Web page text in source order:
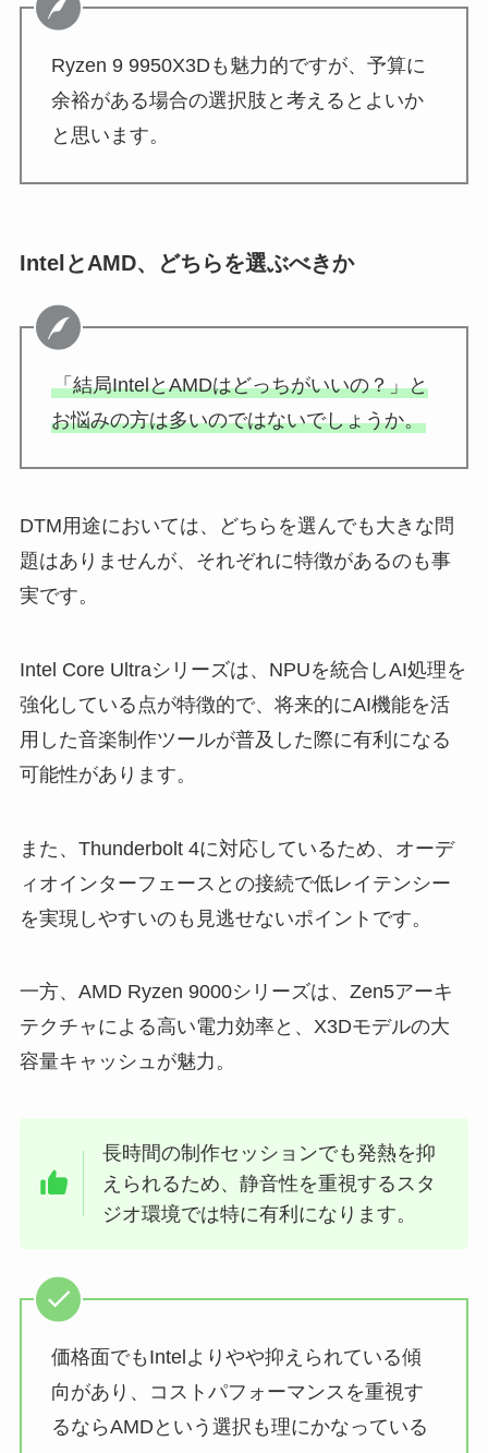
Ryzen 9 9950X3Dも魅力的ですが、予算に
余裕がある場合の選択肢と考えるとよいか
と思います。
IntelとAMD、どちらを選ぶべきか
「結局IntelとAMDはどっちがいいの？」と
お悩みの方は多いのではないでしょうか。
DTM用途においては、どちらを選んでも大きな問
題はありませんが、それぞれに特徴があるのも事
実です。
Intel Core Ultraシリーズは、NPUを統合しAI処理を
強化している点が特徴的で、将来的にAI機能を活
用した音楽制作ツールが普及した際に有利になる
可能性があります。
また、Thunderbolt 4に対応しているため、オーデ
ィオインターフェースとの接続で低レイテンシー
を実現しやすいのも見逃せないポイントです。
一方、AMD Ryzen 9000シリーズは、Zen5アーキ
テクチャによる高い電力効率と、X3Dモデルの大
容量キャッシュが魅力。
長時間の制作セッションでも発熱を抑
えられるため、静音性を重視するスタ
ジオ環境では特に有利になります。
価格面でもIntelよりやや抑えられている傾
向があり、コストパフォーマンスを重視す
るならAMDという選択も理にかなっている